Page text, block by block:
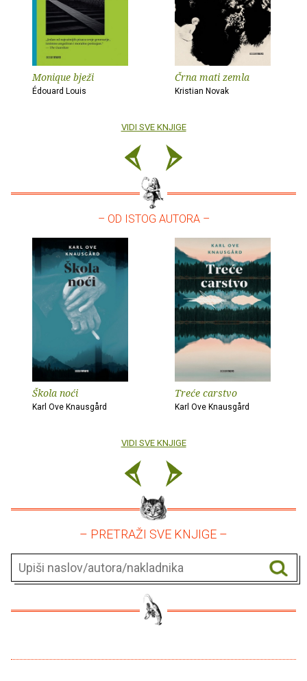
Monique bježi
Édouard Louis
Črna mati zemla
Kristian Novak
VIDI SVE KNJIGE
– OD ISTOG AUTORA –
Škola noći
Karl Ove Knausgård
Treće carstvo
Karl Ove Knausgård
VIDI SVE KNJIGE
– PRETRAŽI SVE KNJIGE –